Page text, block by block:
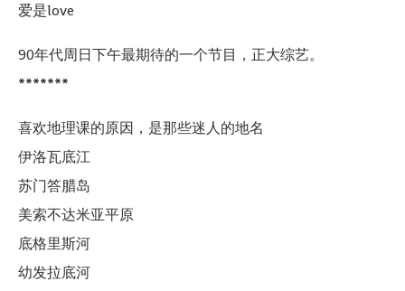
爱是love
90年代周日下午最期待的一个节目，正大综艺。
*******
喜欢地理课的原因，是那些迷人的地名
伊洛瓦底江
苏门答腊岛
美索不达米亚平原
底格里斯河
幼发拉底河